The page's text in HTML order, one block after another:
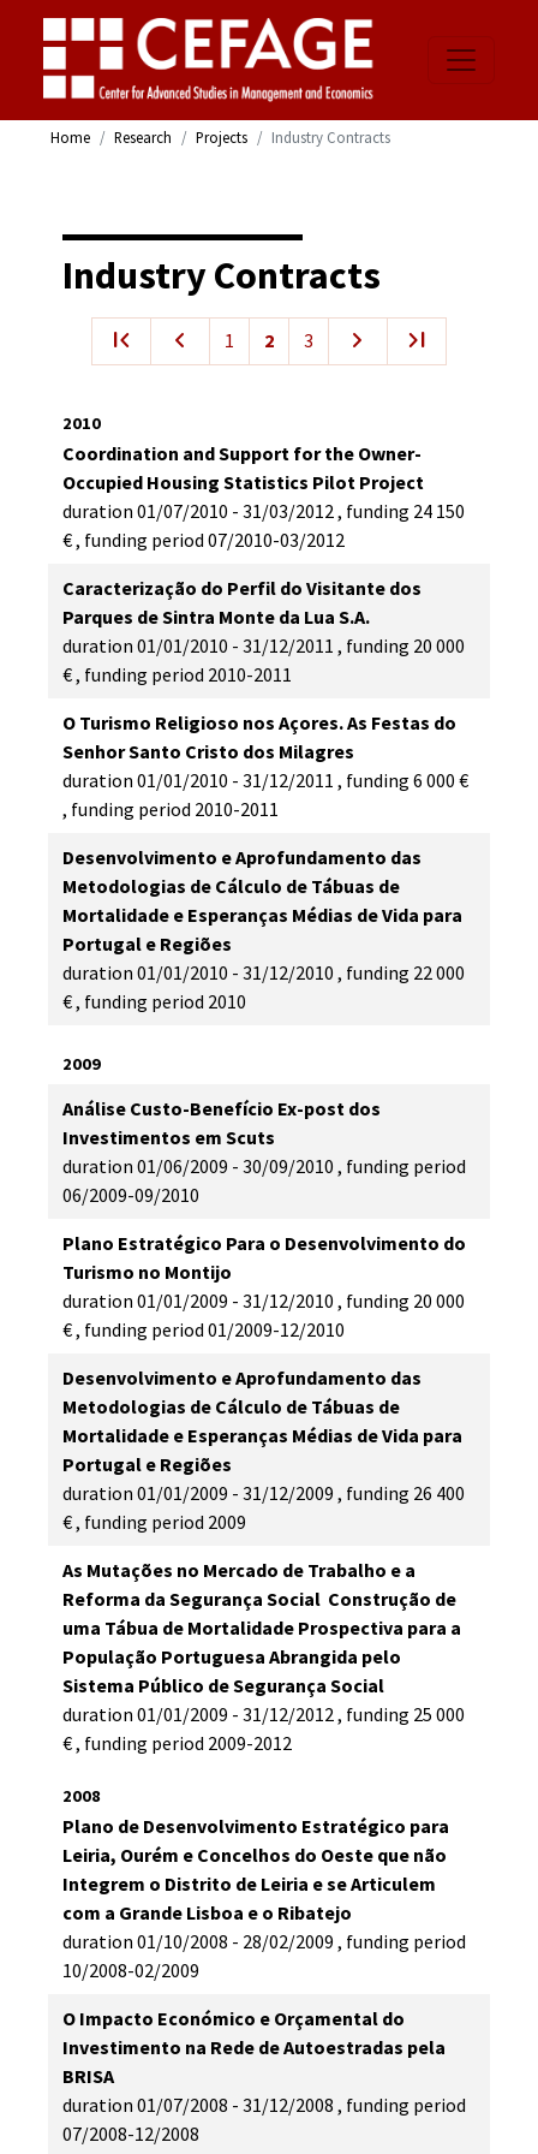
Home Research Projects Industry Contracts
Industry Contracts
first_page navigate_before 1 2 3 navigate_next last_page
2010
Coordination and Support for the Owner-
Occupied Housing Statistics Pilot Project
duration 01/07/2010 - 31/03/2012, funding 24 150
€, funding period 07/2010-03/2012
Caracterização do Perfil do Visitante dos
Parques de Sintra Monte da Lua S.A.
duration 01/01/2010 - 31/12/2011 , funding 20 000
€, funding period 2010-2011
O Turismo Religioso nos Açores. As Festas do
Senhor Santo Cristo dos Milagres
duration 01/01/2010 - 31/12/2011 , funding 6 000 €
, funding period 2010-2011
Desenvolvimento e Aprofundamento das
Metodologias de Cálculo de Tábuas de
Mortalidade e Esperanças Médias de Vida para
Portugal e Regiões
duration 01/01/2010 - 31/12/2010 , funding 22 000
€, funding period 2010
2009
Análise Custo-Benefício Ex-post dos
Investimentos em Scuts
duration 01/06/2009 - 30/09/2010 , funding period
06/2009-09/2010
Plano Estratégico Para o Desenvolvimento do
Turismo no Montijo
duration 01/01/2009 - 31/12/2010 , funding 20 000 
€, funding period 01/2009-12/2010
Desenvolvimento e Aprofundamento das
Metodologias de Cálculo de Tábuas de
Mortalidade e Esperanças Médias de Vida para
Portugal e Regiões
duration 01/01/2009 - 31/12/2009 , funding 26 400
€, funding period 2009
As Mutações no Mercado de Trabalho e a
Reforma da Segurança Social  Construção de
uma Tábua de Mortalidade Prospectiva para a
População Portuguesa Abrangida pelo
Sistema Público de Segurança Social
duration 01/01/2009 - 31/12/2012, funding 25 000 
€, funding period 2009-2012
2008
Plano de Desenvolvimento Estratégico para
Leiria, Ourém e Concelhos do Oeste que não
Integrem o Distrito de Leiria e se Articulem
com a Grande Lisboa e o Ribatejo
duration 01/10/2008 - 28/02/2009 , funding period
10/2008-02/2009
O Impacto Económico e Orçamental do
Investimento na Rede de Autoestradas pela
BRISA
duration 01/07/2008 - 31/12/2008 , funding period
07/2008-12/2008